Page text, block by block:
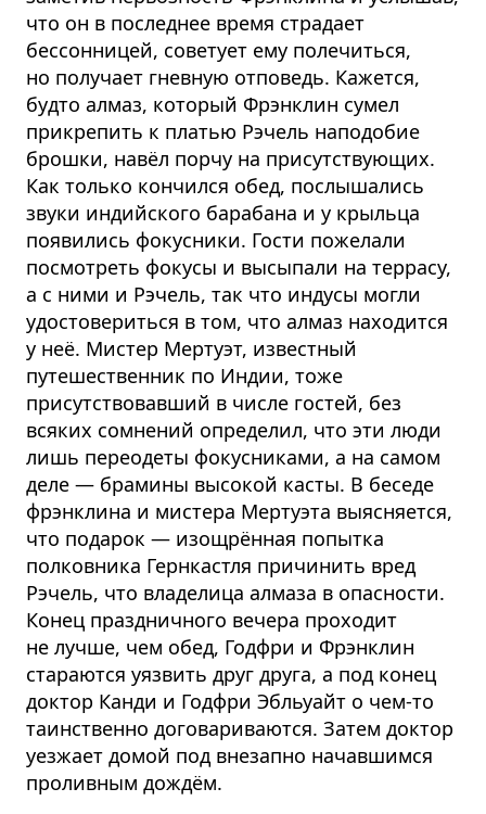
что он в последнее время страдает
бессонницей, советует ему полечиться,
но получает гневную отповедь. Кажется,
будто алмаз, который Фрэнклин сумел
прикрепить к платью Рэчель наподобие
брошки, навёл порчу на присутствующих.
Как только кончился обед, послышались
звуки индийского барабана и у крыльца
появились фокусники. Гости пожелали
посмотреть фокусы и высыпали на террасу,
а с ними и Рэчель, так что индусы могли
удостовериться в том, что алмаз находится
у неё. Мистер Мертуэт, известный
путешественник по Индии, тоже
присутствовавший в числе гостей, без
всяких сомнений определил, что эти люди
лишь переодеты фокусниками, а на самом
деле — брамины высокой касты. В беседе
фрэнклина и мистера Мертуэта выясняется,
что подарок — изощрённая попытка
полковника Гернкастля причинить вред
Рэчель, что владелица алмаза в опасности.
Конец праздничного вечера проходит
не лучше, чем обед, Годфри и Фрэнклин
стараются уязвить друг друга, а под конец
доктор Канди и Годфри Эбльуайт о чем-то
таинственно договариваются. Затем доктор
уезжает домой под внезапно начавшимся
проливным дождём.